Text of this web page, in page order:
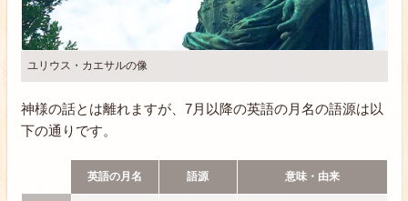
ユリウス・カエサルの像
神様の話とは離れますが、7月以降の英語の月名の語源は以
下の通りです。
英語の月名 語源 意味・由来